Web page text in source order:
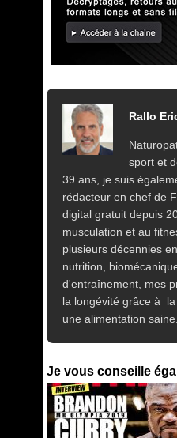
Rallo
sport et
39 ans, je suis
rédacteur en chef de
digital gratuit depuis
musculation et au
plusieurs décennies
nutrition,
d'entraînement, mes
la longévité grâce à
une alimentation saine.
Je vous conseille